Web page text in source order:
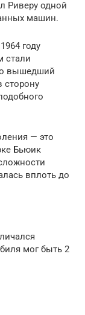
Риверу одной
машин.
году
стали
вышедший
сторону
— это
Бьюик
вплоть до
мог быть 2